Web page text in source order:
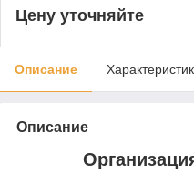
Цену уточняйте
Описание
Описание